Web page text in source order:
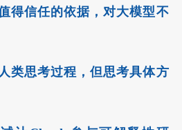
得信任的依据，对大模型不
类思考过程，但思考具体方